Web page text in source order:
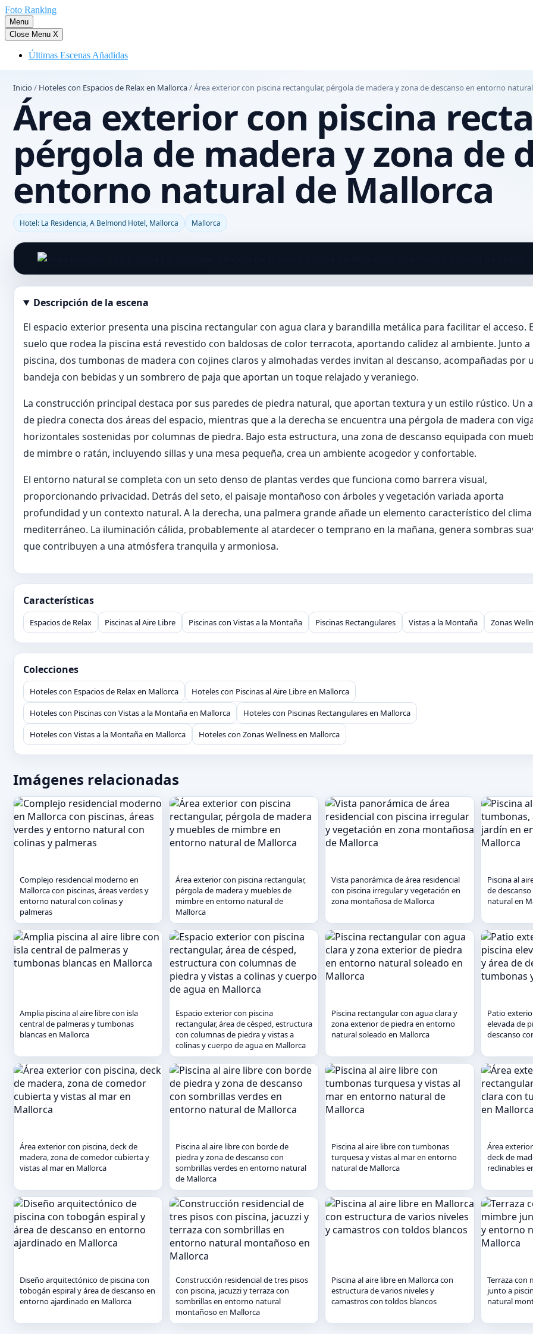
Saltar
al
contenido
Foto Ranking
Menu
Close Menu X
Últimas Escenas Añadidas
Inicio / Hoteles con Espacios de Relax en Mallorca/Área exterior con piscina rectangular, pérgola de madera y zona de descanso en entorno
Área exterior con piscina
pérgola de madera y zona de
entorno natural de Mallorca
Hotel: La Residencia, A Belmond Hotel, Mallorca Mallorca
Abrir imagen en tamaño completo
Descripción de la escena
El espacio exterior presenta una piscina rectangular con agua clara y barandilla metálica para facilitar el acceso.
suelo que rodea la piscina está revestido con baldosas de color terracota, aportando calidez al ambiente. Junto a
piscina, dos tumbonas de madera con cojines claros y almohadas verdes invitan al descanso, acompañadas por
bandeja con bebidas y un sombrero de paja que aportan un toque relajado y veraniego.
La construcción principal destaca por sus paredes de piedra natural, que aportan textura y un estilo rústico. Un
de piedra conecta dos áreas del espacio, mientras que a la derecha se encuentra una pérgola de madera con
horizontales sostenidas por columnas de piedra. Bajo esta estructura, una zona de descanso equipada con
de mimbre o ratán, incluyendo sillas y una mesa pequeña, crea un ambiente acogedor y confortable.
El entorno natural se completa con un seto denso de plantas verdes que funciona como barrera visual,
proporcionando privacidad. Detrás del seto, el paisaje montañoso con árboles y vegetación variada aporta
profundidad y un contexto natural. A la derecha, una palmera grande añade un elemento característico del clima
mediterráneo. La iluminación cálida, probablemente al atardecer o temprano en la mañana, genera sombras
que contribuyen a una atmósfera tranquila y armoniosa.
Características
Espacios de Relax Piscinas al Aire Libre Piscinas con Vistas a la Montaña Piscinas Rectangulares Vistas a la Montaña Zonas
Colecciones
Hoteles con Espacios de Relax en Mallorca
Hoteles con Piscinas al Aire Libre en Mallorca
Hoteles con Piscinas con Vistas a la Montaña en Mallorca
Hoteles con Piscinas Rectangulares en Mallorca
Hoteles con Vistas a la Montaña en Mallorca
Hoteles con Zonas Wellness en Mallorca
Imágenes relacionadas
Complejo residencial moderno en
Mallorca con piscinas, áreas verdes y
entorno natural con colinas y
palmeras
Área exterior con piscina rectangular,
pérgola de madera y muebles de
mimbre en entorno natural de
Mallorca
Vista panorámica de área residencial
con piscina irregular y vegetación en
zona montañosa de Mallorca
Piscina al
de
natural en
Amplia piscina al aire libre con isla
central de palmeras y tumbonas
blancas en Mallorca
Espacio exterior con piscina
rectangular, área de césped, estructura
con columnas de piedra y vistas a
colinas y cuerpo de agua en Mallorca
Piscina rectangular con agua clara y
zona exterior de piedra en entorno
natural soleado en Mallorca
Patio
elevada de
descanso
Área exterior con piscina, deck de
madera, zona de comedor cubierta y
vistas al mar en Mallorca
Piscina al aire libre con borde de
piedra y zona de descanso con
sombrillas verdes en entorno natural
de Mallorca
Piscina al aire libre con tumbonas
turquesa y vistas al mar en entorno
natural de Mallorca
Área
deck de
reclinables
Diseño arquitectónico de piscina con
tobogán espiral y área de descanso en
entorno ajardinado en Mallorca
Construcción residencial de tres pisos
con piscina, jacuzzi y terraza con
sombrillas en entorno natural
montañoso en Mallorca
Piscina al aire libre en Mallorca con
estructura de varios niveles y
camastros con toldos blancos
Terraza con
junto a
natural